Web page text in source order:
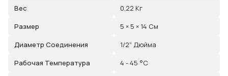
Вес
0,22 Кг
Размер
5 × 5 × 14 См
Диаметр Соединения
1/2" Дюйма
Рабочая Температура
4 - 45 °С